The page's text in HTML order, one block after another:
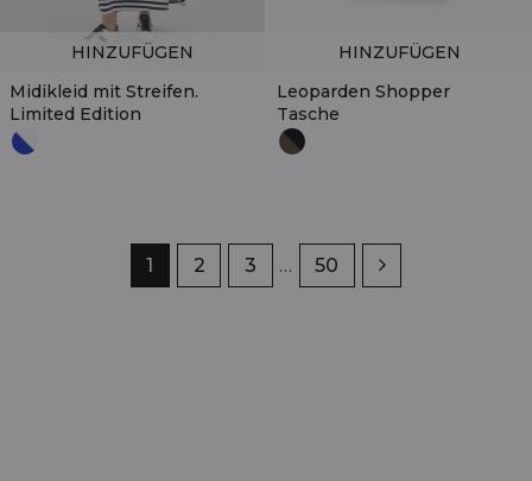
Midikleid mit Streifen.
Limited Edition
HINZUFÜGEN
Leoparden Shopper
Tasche
HINZUFÜGEN
Seite
1 Seite
2 Seite
3 … Seite
50 Weiter